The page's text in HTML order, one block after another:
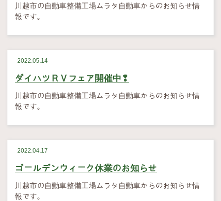
川越市の自動車整備工場ムラタ自動車からのお知らせ情
報です。
2022.05.14
ダイハツＲＶフェア開催中❢
川越市の自動車整備工場ムラタ自動車からのお知らせ情
報です。
2022.04.17
ゴールデンウィーク休業のお知らせ
川越市の自動車整備工場ムラタ自動車からのお知らせ情
報です。